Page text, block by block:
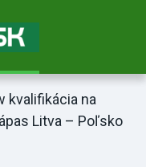
kvalifikácia na
Litva – Poľsko